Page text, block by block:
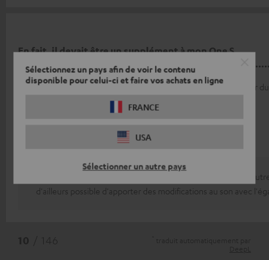
Sélectionnez un pays afin de voir le contenu
disponible pour celui-ci et faire vos achats en ligne
FRANCE
USA
Sélectionner un autre pays
En fait, il devait être un supplément à mon One S,
Les cubes sont superbes, mais après l'installation ou la mise à jour
était différent. En fait, je n'
Les goûts sont bien sûr très individuels et les cubes ont un
d'ailleurs possible d'apporter des modifications au son avec